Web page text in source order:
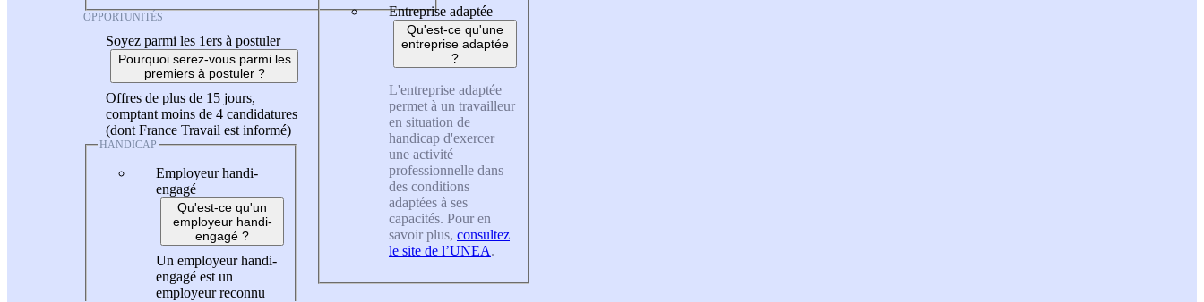
OPPORTUNITÉS
Soyez parmi les 1ers à postuler
Pourquoi serez-vous parmi les
premiers à postuler ?
Offres de plus de 15 jours,
comptant moins de 4 candidatures
(dont France Travail est informé)
HANDICAP
Employeur handi-
engagé
Qu'est-ce qu'un
employeur handi-
engagé ?
Un employeur handi-
engagé est un
employeur reconnu
Entreprise adaptée
Qu'est-ce qu'une
entreprise adaptée
?
L'entreprise adaptée
permet à un travailleur
en situation de
handicap d'exercer
une activité
professionnelle dans
des conditions
adaptées à ses
capacités. Pour en
savoir plus, consultez
le site de l’UNEA.